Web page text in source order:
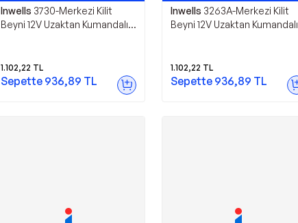
Inwells 3730-Merkezi Kilit
Beyni 12V Uzaktan Kumandalı
1.102,22 TL
Sepette 936,89 TL
Inwells 3263A-Merkezi Kilit
Beyni 12V Uzaktan Kumandalı
1.102,22 TL
Sepette 936,89 TL